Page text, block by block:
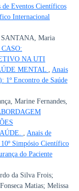
de Eventos Científicos
Internacional
SANTANA, Maria
NA UTI
MENTAL
Anais
1º Encontro de Saúde
Marine Fernandes,
Anais de
Simpósio Científico
do Paciente
da Silva Frois;
Matias; Melissa